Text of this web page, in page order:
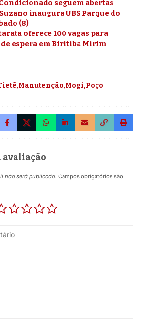
seguem abertas
inaugura UBS Parque do
(8)
oferece 100 vagas para
espera em Biritiba Mirim
Manutenção Mogi Poço
avaliação
não será publicado. Campos obrigatórios são